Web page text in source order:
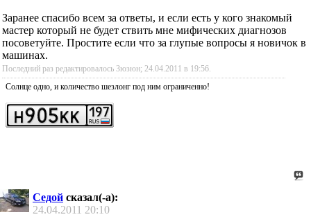
Заранее спасибо всем за ответы, и если есть у кого знакомый
мастер который не будет ствить мне мифических диагнозов
посоветуйте. Простите если что за глупые вопросы я новичок в
машинах.
Последний раз редактировалось Зюзюн; 24.04.2011 в 19:56.
Солнце одно, и количество шезлонг под ним ограниченно!
Седой сказал(-а):
24.04.2011 20:10